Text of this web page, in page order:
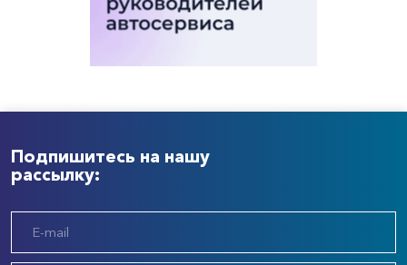
Подпишитесь на нашу
рассылку: